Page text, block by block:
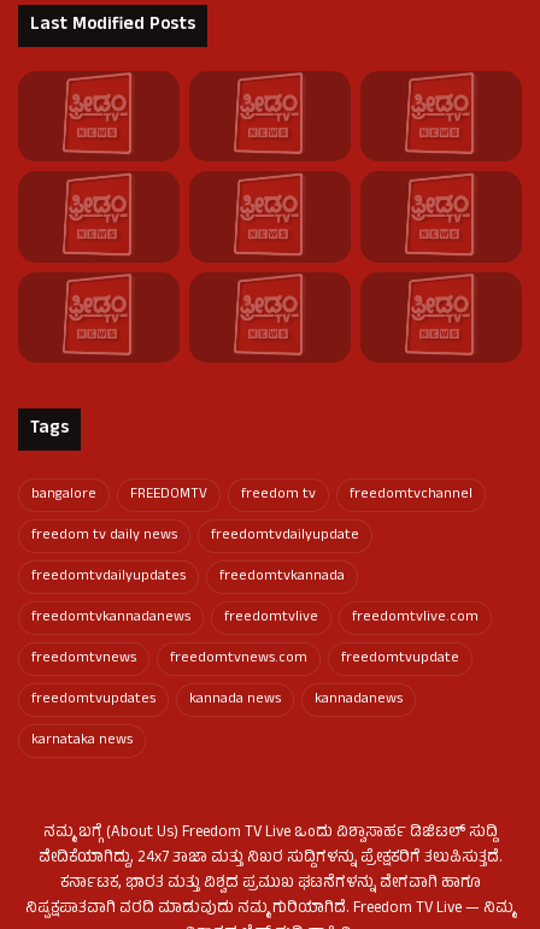
Last Modified Posts
Tags
bangalore FREEDOMTV freedom tv
freedomtvchannel
freedom tv daily news
freedomtvdailyupdate
freedomtvdailyupdates
freedomtvkannada
freedomtvkannadanews
freedomtvlive
freedomtvlive.com
freedomtvnews
freedomtvnews.com
freedomtvupdate
freedomtvupdates
kannada news
kannadanews
karnataka news
ನಮ್ಮ ಬಗ್ಗೆ (About Us) Freedom TV Live ಒಂದು ವಿಶ್ವಾಸಾರ್ಹ ಡಿಜಿಟಲ್ ಸುದ್ದಿ
ವೇದಿಕೆಯಾಗಿದ್ದು, 24x7 ತಾಜಾ ಮತ್ತು ನಿಖರ ಸುದ್ದಿಗಳನ್ನು ಪ್ರೇಕ್ಷಕರಿಗೆ ತಲುಪಿಸುತ್ತದೆ.
ಕರ್ನಾಟಕ, ಭಾರತ ಮತ್ತು ವಿಶ್ವದ ಪ್ರಮುಖ ಘಟನೆಗಳನ್ನು ವೇಗವಾಗಿ ಹಾಗೂ
ನಿಷ್ಪಕ್ಷಪಾತವಾಗಿ ವರದಿ ಮಾಡುವುದು ನಮ್ಮ ಗುರಿಯಾಗಿದೆ. Freedom TV Live — ನಿಮ್ಮ